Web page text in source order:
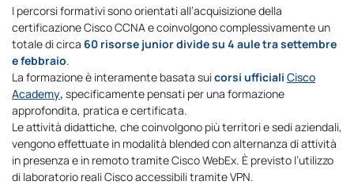
I percorsi formativi sono orientati all’acquisizione della
certificazione Cisco CCNA e coinvolgono complessivamente un
totale di circa 60 risorse junior divide su 4 aule tra settembre
e febbraio.
La formazione è interamente basata suicorsi ufficiali Cisco
Academy, specificamente pensati per una formazione
approfondita, pratica e certificata.
Le attività didattiche, che coinvolgono più territori e sedi aziendali,
vengono effettuate in modalità blended con alternanza di attività
in presenza e in remoto tramite Cisco WebEx. È previsto l’utilizzo
di laboratorio reali Cisco accessibili tramite VPN.